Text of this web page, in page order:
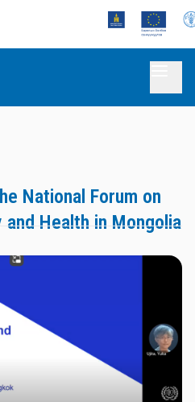
National Forum on
Health in Mongolia